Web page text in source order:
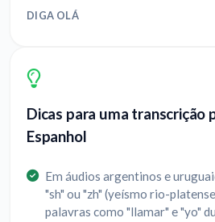
DIGA OLÁ
Dicas para uma transcrição
Espanhol
Em áudios argentinos e
"sh" ou "zh" (yeísmo rio-
palavras como "llamar" e "yo"